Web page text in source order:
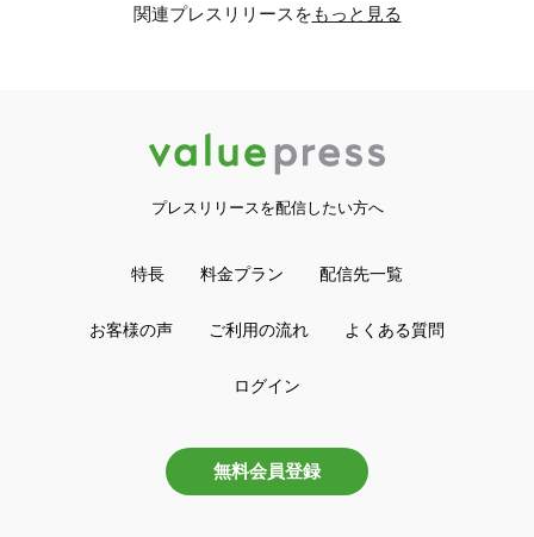
関連プレスリリースをもっと見る
プレスリリースを配信したい方へ
特長 料金プラン 配信先一覧
お客様の声 ご利用の流れ よくある質問
ログイン
無料会員登録